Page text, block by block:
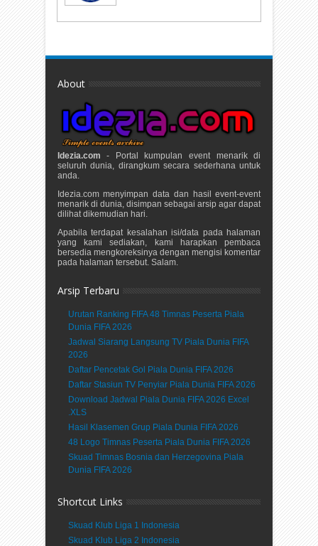
About
Idezia.com - Portal kumpulan event menarik di
seluruh dunia, dirangkum secara sederhana untuk
anda.
Idezia.com menyimpan data dan hasil event-event
menarik di dunia, disimpan sebagai arsip agar dapat
dilihat dikemudian hari.
Apabila terdapat kesalahan isi/data pada halaman
yang kami sediakan, kami harapkan pembaca
bersedia mengkoreksinya dengan mengisi komentar
pada halaman tersebut. Salam.
Arsip Terbaru
Urutan Ranking FIFA 48 Timnas Peserta Piala
Dunia FIFA 2026
Jadwal Siarang Langsung TV Piala Dunia FIFA
2026
Daftar Pencetak Gol Piala Dunia FIFA 2026
Daftar Stasiun TV Penyiar Piala Dunia FIFA 2026
Download Jadwal Piala Dunia FIFA 2026 Excel
.XLS
Hasil Klasemen Grup Piala Dunia FIFA 2026
48 Logo Timnas Peserta Piala Dunia FIFA 2026
Skuad Timnas Bosnia dan Herzegovina Piala
Dunia FIFA 2026
Shortcut Links
Skuad Klub Liga 1 Indonesia
Skuad Klub Liga 2 Indonesia